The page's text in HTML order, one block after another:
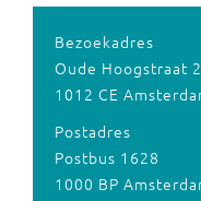
Bezoekadres
Oude Hoogstraat
1012 CE
Postadres
Postbus 1628
1000 BP